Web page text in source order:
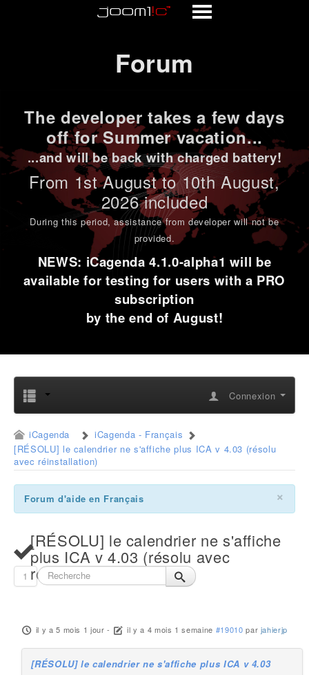
Forum
The developer takes a few days
off for Summer vacation...
...and will be back with charged battery!
From 1stAugust to 10th August,
2026 included
During this period,assistance from developer will not be
provided.
NEWS: iCagenda 4.1.0-alpha1 will be
available for testing for users with a PRO
subscription
by the end of August!
Connexion
iCagenda
iCagenda - Français
[RÉSOLU] le calendrier ne s'affiche plus ICA v 4.03 (résolu
avec réinstallation)
×
Forum d'aide en Français
[RÉSOLU] le calendrier ne s'affiche
plus ICA v 4.03 (résolu avec
réinstallation)
1
il y a 5 mois 1 jour - il y a 4 mois 1 semaine #19010 par jahierjp
[RÉSOLU] le calendrier ne s'affiche plus ICA v 4.03